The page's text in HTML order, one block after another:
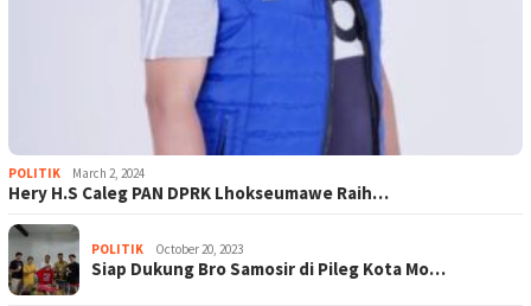
POLITIK March 2, 2024
Hery H.S Caleg PAN DPRK Lhokseumawe Raih…
POLITIK October 20, 2023
Siap Dukung Bro Samosir di Pileg Kota Mo…